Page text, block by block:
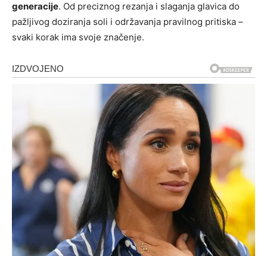
generacije. Od preciznog rezanja i slaganja glavica do
pažljivog doziranja soli i održavanja pravilnog pritiska –
svaki korak ima svoje značenje.